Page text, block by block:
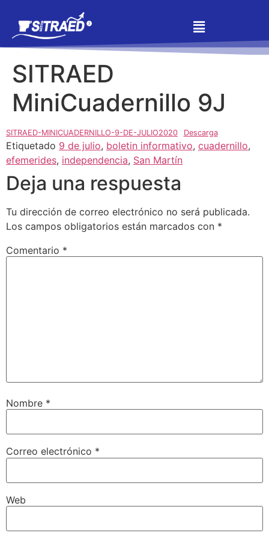
SITRAED
MiniCuadernillo 9J
SITRAED-MINICUADERNILLO-9-DE-JULIO2020 Descarga
Etiquetado 9 de julio, boletin informativo, cuadernillo,
efemerides, independencia, San Martín
Deja una respuesta
Tu dirección de correo electrónico no será publicada.
Los campos obligatorios están marcados con *
Comentario *
Nombre *
Correo electrónico *
Web